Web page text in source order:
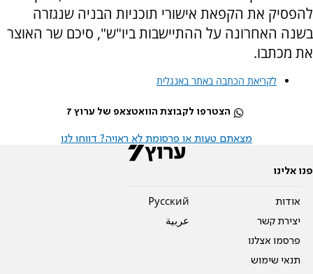
להפסיק את הקפאת אישורי תוכניות הבניה שנגזרה
בשנה האחרונה על ההתיישבות ביו"ש", סיכם שר האוצר
את מכתבו.
לקריאת הכתבה באתר באנגלית
הצטרפו לקבוצת הוואטצאפ של ערוץ 7
מצאתם טעות או פרסומת לא ראויה? דווחו לנו
פנו אלינו
אודות
יצירת קשר
פרסמו אצלנו
תנאי שימוש
Pусский
عربية